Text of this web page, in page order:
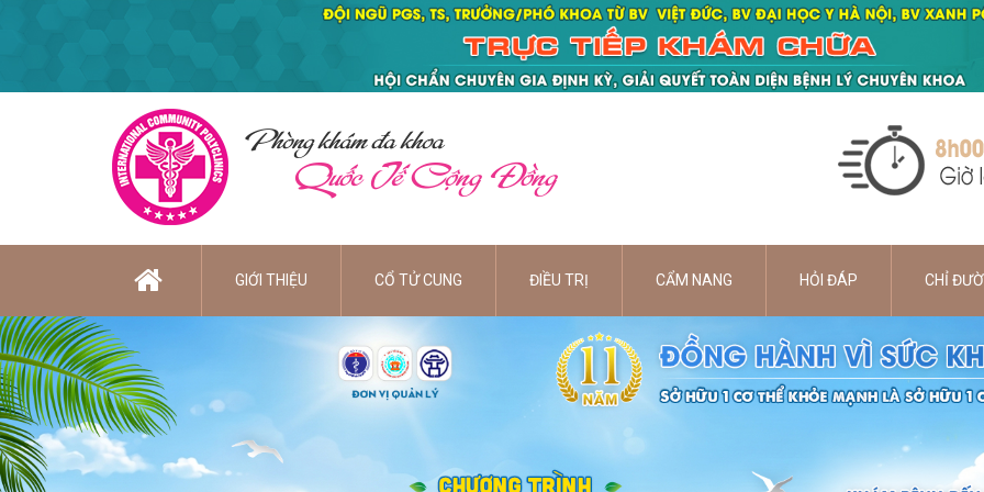
Phòng khám đa khoa
Quốc Tế Cộng Đồng
GIỚI THIỆU CỔ TỬ CUNG ĐIỀU TRỊ CẨM NANG HỎI ĐÁP CHỈ